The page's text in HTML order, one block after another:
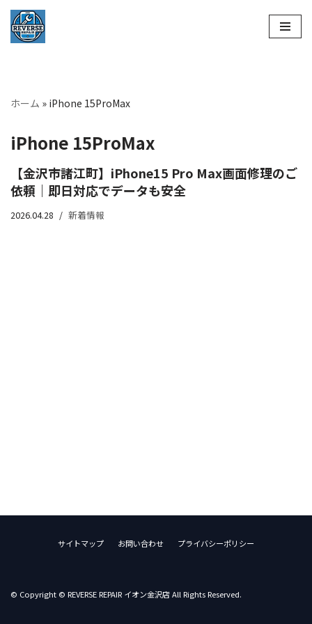
コ
ツ
ス
ッ
プ
ホーム » iPhone 15ProMax
iPhone 15ProMax
【金沢市諸江町】iPhone15 Pro Max画面修理のご
依頼｜即日対応でデータも安全
2026.04.28 新着情報
サイトマップ お問い合わせ プライバシーポリシー
© Copyright © REVERSE REPAIR イオン金沢店 All Rights Reserved.